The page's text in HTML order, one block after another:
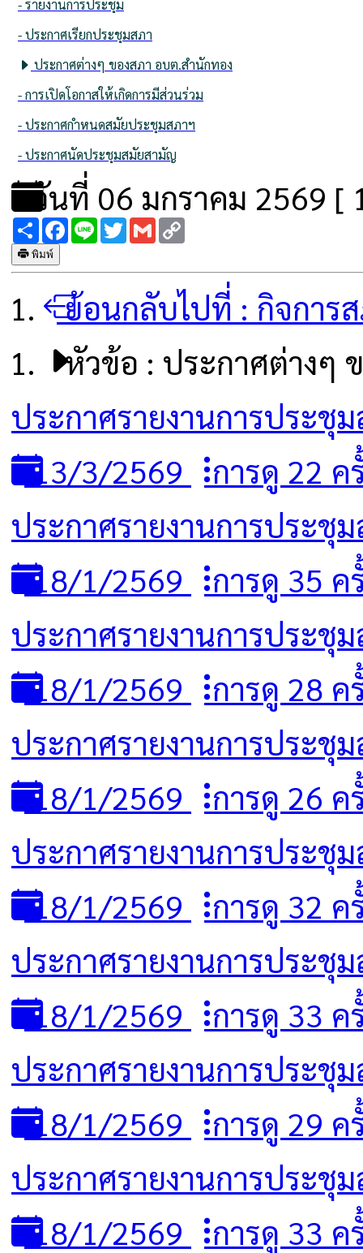
- รายงานการประชุม
- ประกาศเรียกประชุมสภา
ประกาศต่างๆ ของสภา อบต.สำนักทอง
- การเปิดโอกาสให้เกิดการมีส่วนร่วม
- ประกาศกำหนดสมัยประชุมสภาฯ
- ประกาศนัดประชุมสมัยสามัญ
วันที่ 06 มกราคม 2569 [
ShareFacebook
Line TwitterGmail
พิมพ์
ย้อนกลับไปที่ : กิจการ
หัวข้อ : ประกาศต่างๆ
ประกาศรายงานการประชุ
13/3/2569 การดู 22 ค
ประกาศรายงานการประ
18/1/2569 การดู 35 ค
ประกาศรายงานการประ
18/1/2569 การดู 28 ค
ประกาศรายงานการประ
18/1/2569 การดู 26 ค
ประกาศรายงานการประ
18/1/2569 การดู 32 ค
ประกาศรายงานการประ
18/1/2569 การดู 33 ค
ประกาศรายงานการประ
18/1/2569 การดู 29 ค
ประกาศรายงานการประ
18/1/2569 การดู 33 ค